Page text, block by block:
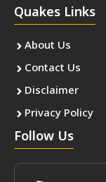
Quakes Links
About Us
Contact Us
Disclaimer
Privacy Policy
Follow Us